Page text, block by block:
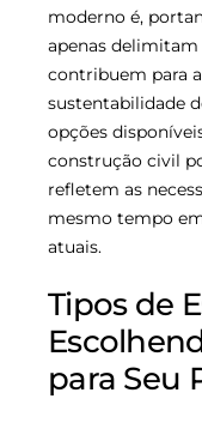
moderno é,
apenas
contribuem para
sustentabilidade
opções
construção civil
refletem as
mesmo tempo
atuais.
Tipos de
para Seu